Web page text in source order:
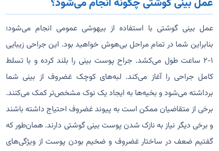
عمل بینی گوشتی با استفاده از بیهوشی عمومی انجام می‌شود؛
بنابراین شما در تمام مراحل بی‌هوش خواهید بود. این جراحی زیبایی
۱-۲ ساعت طول می‌کشد. جراح پوست بینی را بلند کرده و با تسلط
کامل جراحی را آغاز می‌کند. لبه‌های کوچک غضروف از بینی شما
برداشته می‌شود و بخیه‌ها به ایجاد یک نوک مشخص‌تر کمک می‌کنند.
برخی از متقاضیان ممکن است به پیوند غضروف احتیاج داشته باشند
و برخی دیگر نیاز به نازک شدن پوست بینی گوشتی دارند. همان‌طور که
گفتیم ضعف در ساختار غضروف و ضخیم بودن پوست از ویژگی‌های